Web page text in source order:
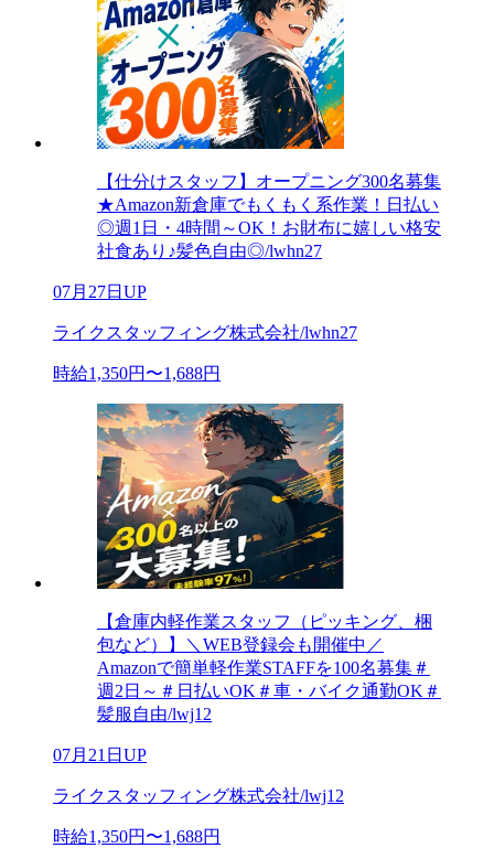
【仕分けスタッフ】オープニング300名募集
★Amazon新倉庫でもくもく系作業！日払い
◎週1日・4時間～OK！お財布に嬉しい格安
社食あり♪髪色自由◎/lwhn27
07月27日UP
ライクスタッフィング株式会社/lwhn27
時給1,350円〜1,688円
【倉庫内軽作業スタッフ（ピッキング、梱
包など）】＼WEB登録会も開催中／
Amazonで簡単軽作業STAFFを100名募集＃
週2日～＃日払いOK＃車・バイク通勤OK＃
髪服自由/lwj12
07月21日UP
ライクスタッフィング株式会社/lwj12
時給1,350円〜1,688円